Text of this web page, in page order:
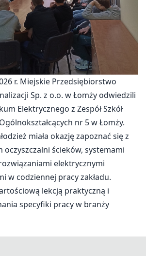
r. Miejskie Przedsiębiorstwo
Sp. z o.o. w Łomży odwiedzili
Elektrycznego z Zespół Szkół
nr 5 w Łomży.
miała okazję zapoznać się z
ścieków, systemami
elektrycznymi
w codziennej pracy zakładu.
lekcją praktyczną i
specyfiki pracy w branży